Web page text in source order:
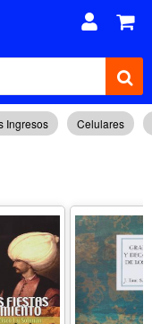
Ingresos Celulares